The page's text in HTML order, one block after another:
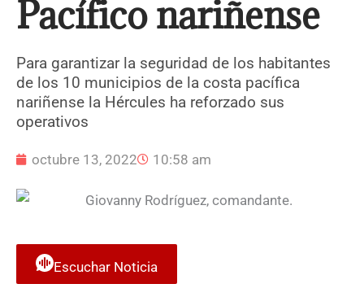
Pacífico nariñense
Para garantizar la seguridad de los habitantes
de los 10 municipios de la costa pacífica
nariñense la Hércules ha reforzado sus
operativos
octubre 13, 2022 10:58 am
Escuchar Noticia